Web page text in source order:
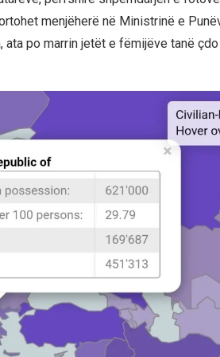
menjëherë në Ministrinë e
ata po marrin jetët e fëmijëve tanë